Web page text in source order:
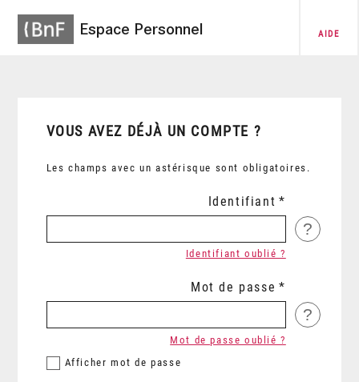
Espace Personnel AIDE
VOUS AVEZ DÉJÀ UN COMPTE ?
Les champs avec un astérisque sont obligatoires.
Identifiant
?
Identifiant oublié ?
Mot de passe
?
Afficher mot de passe
Mot de passe oublié ?